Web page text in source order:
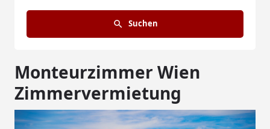
Suchen
Monteurzimmer Wien
Zimmervermietung